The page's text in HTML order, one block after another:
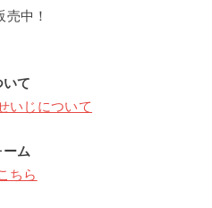
売中！
いて
いじについて
ーム
ちら